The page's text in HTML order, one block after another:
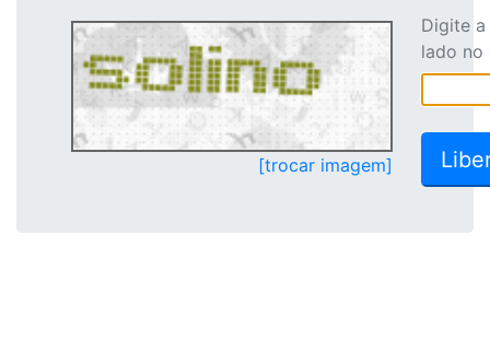
[trocar imagem]
Digite
lado no